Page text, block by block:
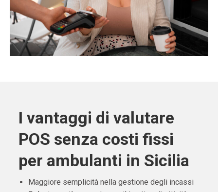
I vantaggi di valutare
POS senza costi fissi
per ambulanti in Sicilia
Maggiore semplicità nella gestione degli incassi